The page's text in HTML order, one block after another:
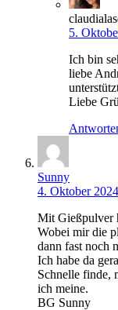
5.
Ich bin
liebe
Liebe
Sunny
4. Oktober 2024
Mit Gießpulver
Wobei mir die
dann fast noch
Ich habe da
Schnelle finde,
ich meine.
BG Sunny